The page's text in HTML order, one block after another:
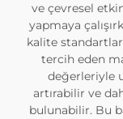
ve çevresel
yapmaya
kalite
tercih eden
değerleriyle
artırabilir ve
bulunabilir. Bu